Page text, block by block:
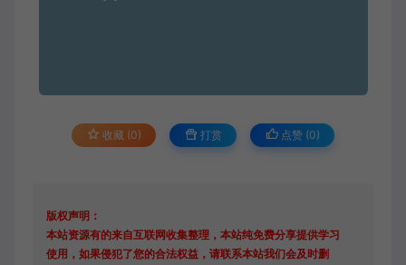
收藏 (0) 打赏 点赞 (0)
版权声明：
本站资源有的来自互联网收集整理，本站纯免费分享提供学习
使用，如果侵犯了您的合法权益，请联系本站我们会及时删